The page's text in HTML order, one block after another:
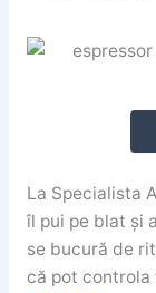
La Specialista
îl pui pe blat și
se bucură de
că pot